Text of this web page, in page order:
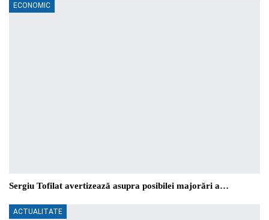
ECONOMIC
Sergiu Tofilat avertizează asupra posibilei majorări a…
ACTUALITATE